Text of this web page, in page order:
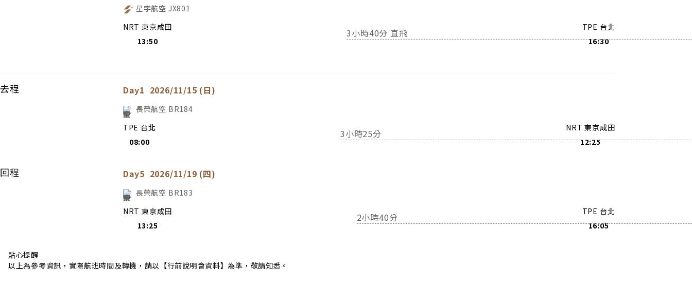
星宇航空 JX801
NRT 東京成田
13:50
3小時40分 直飛
TPE 台北
16:30
去程 Day1 2026/11/15 (日)
長榮航空 BR184
TPE 台北
08:00
3小時25分
NRT 東京成田
12:25
回程 Day5 2026/11/19 (四)
長榮航空 BR183
NRT 東京成田
13:25
2小時40分
TPE 台北
16:05
貼心提醒
以上為參考資訊，實際航班時間及轉機，請以【行前說明會資料】為準，敬請知悉。